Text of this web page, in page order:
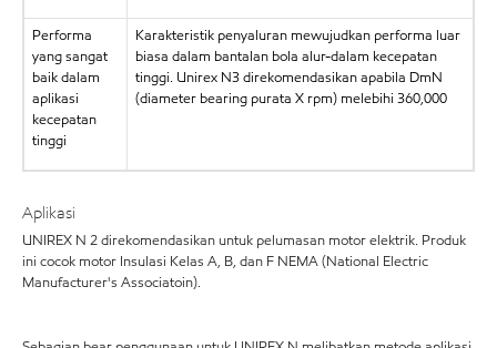
Performa
yang sangat
baik dalam
aplikasi
kecepatan
tinggi
Karakteristik penyaluran mewujudkan performa luar
biasa dalam bantalan bola alur-dalam kecepatan
tinggi. Unirex N3 direkomendasikan apabila DmN
(diameter bearing purata X rpm) melebihi 360,000
Aplikasi
UNIREX N 2 direkomendasikan untuk pelumasan motor elektrik. Produk
ini cocok motor Insulasi Kelas A, B, dan F NEMA (National Electric
Manufacturer's Associatoin).